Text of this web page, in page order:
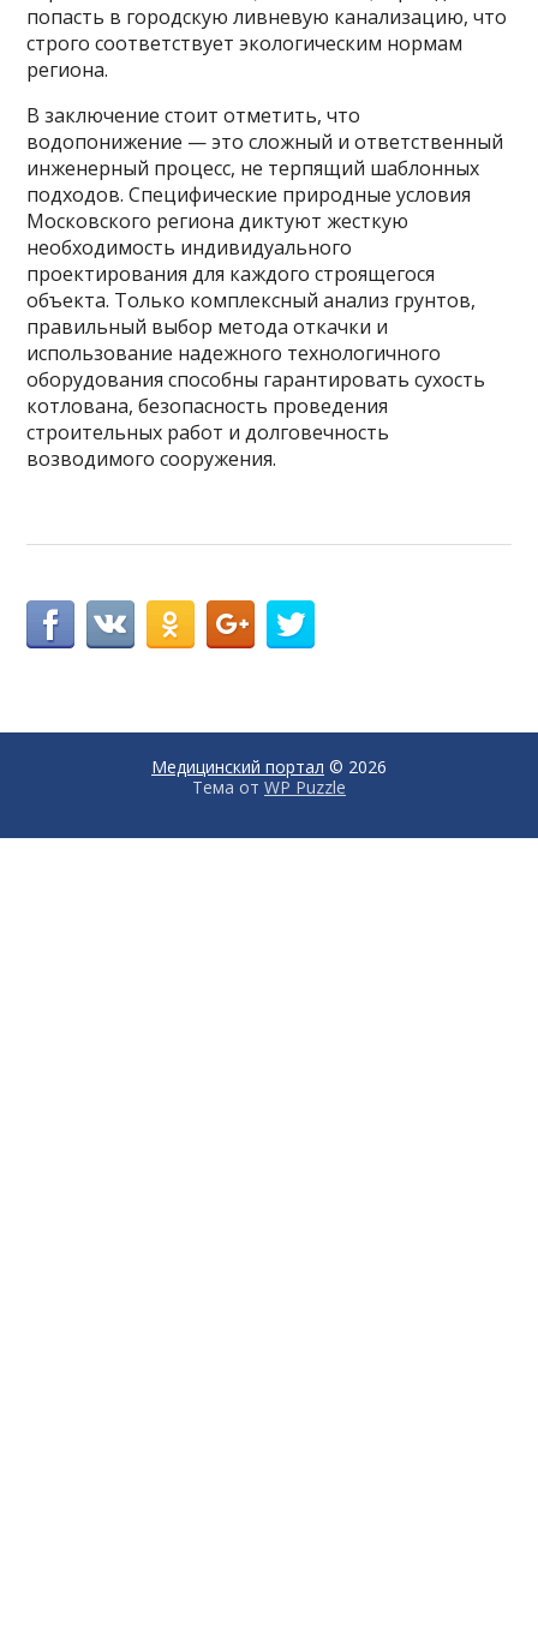
попасть в городскую ливневую канализацию, что
строго соответствует экологическим нормам
региона.
В заключение стоит отметить, что
водопонижение — это сложный и ответственный
инженерный процесс, не терпящий шаблонных
подходов. Специфические природные условия
Московского региона диктуют жесткую
необходимость индивидуального
проектирования для каждого строящегося
объекта. Только комплексный анализ грунтов,
правильный выбор метода откачки и
использование надежного технологичного
оборудования способны гарантировать сухость
котлована, безопасность проведения
строительных работ и долговечность
возводимого сооружения.
Медицинский портал © 2026
Тема от WP Puzzle